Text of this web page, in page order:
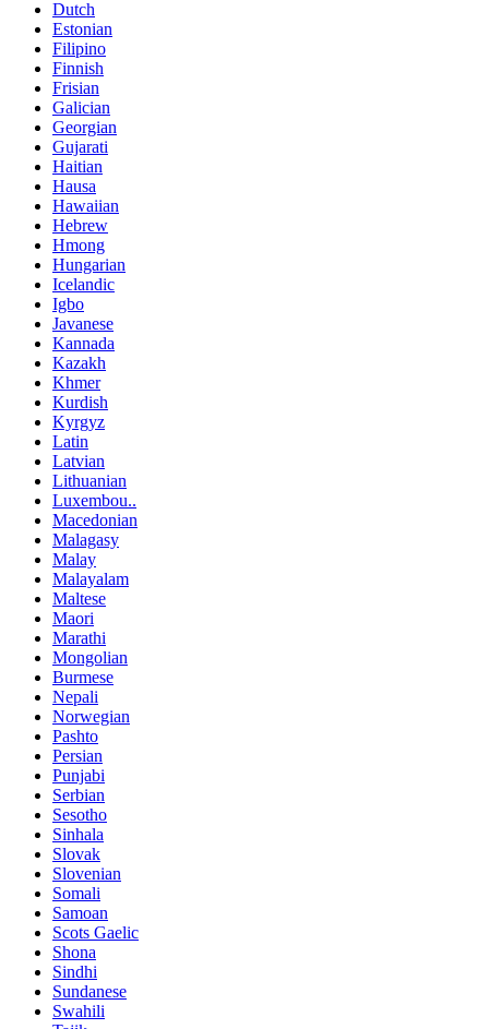
Dutch
Estonian
Filipino
Finnish
Frisian
Galician
Georgian
Gujarati
Haitian
Hausa
Hawaiian
Hebrew
Hmong
Hungarian
Icelandic
Igbo
Javanese
Kannada
Kazakh
Khmer
Kurdish
Kyrgyz
Latin
Latvian
Lithuanian
Luxembou..
Macedonian
Malagasy
Malay
Malayalam
Maltese
Maori
Marathi
Mongolian
Burmese
Nepali
Norwegian
Pashto
Persian
Punjabi
Serbian
Sesotho
Sinhala
Slovak
Slovenian
Somali
Samoan
Scots Gaelic
Shona
Sindhi
Sundanese
Swahili